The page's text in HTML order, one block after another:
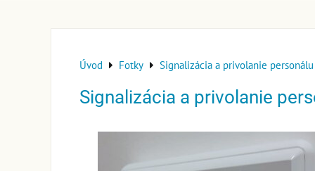
Úvod Fotky Signalizácia a privolanie personálu
Signalizácia a privolanie